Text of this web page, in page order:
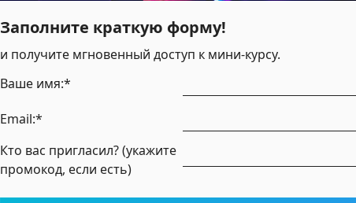
Заполните краткую форму!
и получите мгновенный доступ к мини-курсу.
Ваше имя:*
Email:*
Кто вас пригласил? (укажите
промокод, если есть)